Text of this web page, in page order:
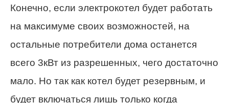
Конечно, если электрокотел будет работать
на максимуме своих возможностей, на
остальные потребители дома останется
всего 3кВт из разрешенных, чего достаточно
мало. Но так как котел будет резервным, и
будет включаться лишь только когда